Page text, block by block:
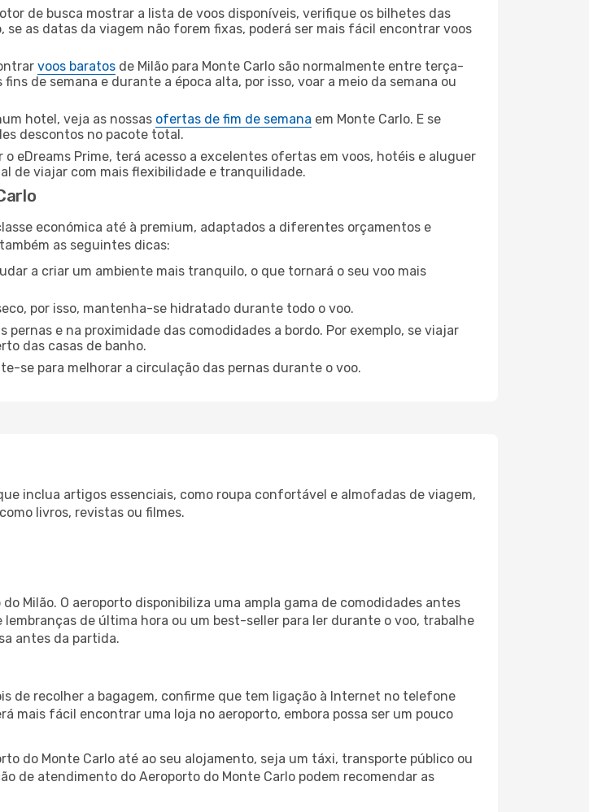
de busca mostrar a lista de voos disponíveis, verifique os bilhetes das
as datas da viagem não forem fixas, poderá ser mais fácil encontrar voos
voos baratos de Milão para Monte Carlo são normalmente entre terça-
de semana e durante a época alta, por isso, voar a meio da semana ou
hotel, veja as nossas ofertas de fim de semana em Monte Carlo. E se
descontos no pacote total.
o eDreams Prime, terá acesso a excelentes ofertas em voos, hotéis e aluguer
de viajar com mais flexibilidade e tranquilidade.
económica até à premium, adaptados a diferentes orçamentos e
as seguintes dicas:
a criar um ambiente mais tranquilo, o que tornará o seu voo mais
por isso, mantenha-se hidratado durante todo o voo.
pernas e na proximidade das comodidades a bordo. Por exemplo, se viajar
das casas de banho.
se para melhorar a circulação das pernas durante o voo.
inclua artigos essenciais, como roupa confortável e almofadas de viagem,
livros, revistas ou filmes.
Milão. O aeroporto disponibiliza uma ampla gama de comodidades antes
de última hora ou um best-seller para ler durante o voo, trabalhe
antes da partida.
de recolher a bagagem, confirme que tem ligação à Internet no telefone
mais fácil encontrar uma loja no aeroporto, embora possa ser um pouco
do Monte Carlo até ao seu alojamento, seja um táxi, transporte público ou
de atendimento do Aeroporto do Monte Carlo podem recomendar as